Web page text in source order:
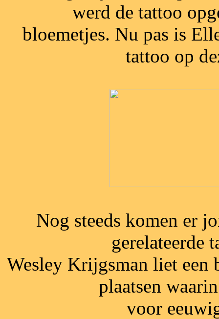
werd de tattoo
bloemetjes. Nu pas is
tattoo op
Nog steeds komen er
gerelateerde
Wesley Krijgsman liet
plaatsen
voor